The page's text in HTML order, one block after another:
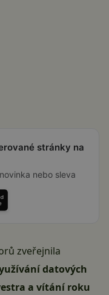
stránky na
nebo sleva
zveřejnila
datových
a vítání roku